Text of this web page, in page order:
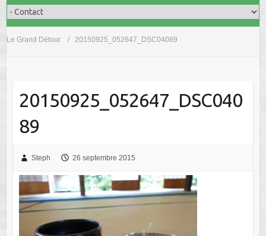
Le Grand Détour 20150925_052647_DSC04089
20150925_052647_DSC040
89
Steph 26 septembre 2015